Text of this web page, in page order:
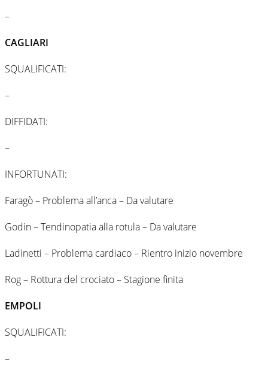
–
CAGLIARI
SQUALIFICATI:
–
DIFFIDATI:
–
INFORTUNATI:
Faragò – Problema all’anca – Da valutare
Godin – Tendinopatia alla rotula – Da valutare
Ladinetti – Problema cardiaco – Rientro inizio novembre
Rog – Rottura del crociato – Stagione finita
EMPOLI
SQUALIFICATI:
–